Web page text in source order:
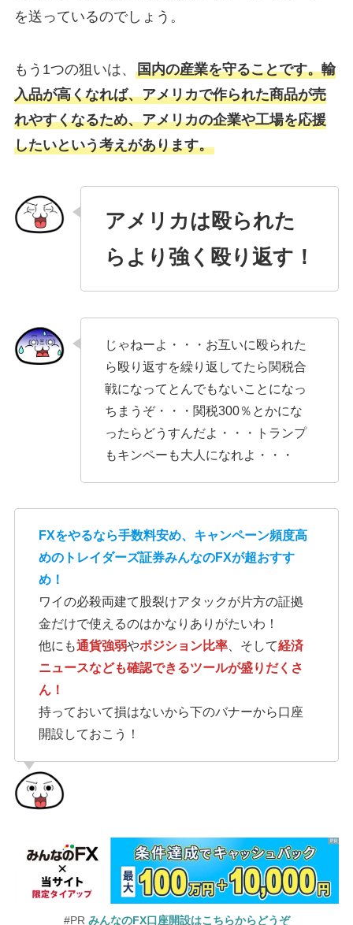
を送っているのでしょう。
もう1つの狙いは、 国内の産業を守ることです。輸
入品が高くなれば、アメリカで作られた商品が売
れやすくなるため、アメリカの企業や工場を応援
したいという考えがあります。
アメリカは殴られた
らより強く殴り返す！
じゃねーよ・・・お互いに殴られた
ら殴り返すを繰り返してたら関税合
戦になってとんでもないことになっ
ちまうぞ・・・関税300％とかにな
ったらどうすんだよ・・・トランプ
もキンペーも大人になれよ・・・
FXをやるなら手数料安め、キャンペーン頻度高
めのトレイダーズ証券みんなのFXが超おすす
め！
ワイの必殺両建て股裂けアタックが片方の証拠
金だけで使えるのはかなりありがたいわ！
他にも通貨強弱やポジション比率、そして経済
ニュースなども確認できるツールが盛りだくさ
ん！
持っておいて損はないから下のバナーから口座
開設しておこう！
#PR みんなのFX口座開設はこちらからどうぞ